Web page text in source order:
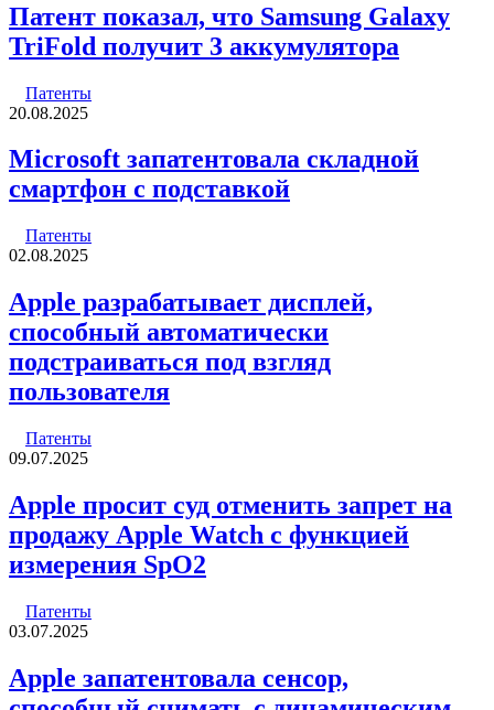
Патент показал, что Samsung Galaxy
TriFold получит 3 аккумулятора
Патенты
20.08.2025
Microsoft запатентовала складной
смартфон с подставкой
Патенты
02.08.2025
Apple разрабатывает дисплей,
способный автоматически
подстраиваться под взгляд
пользователя
Патенты
09.07.2025
Apple просит суд отменить запрет на
продажу Apple Watch с функцией
измерения SpO2
Патенты
03.07.2025
Apple запатентовала сенсор,